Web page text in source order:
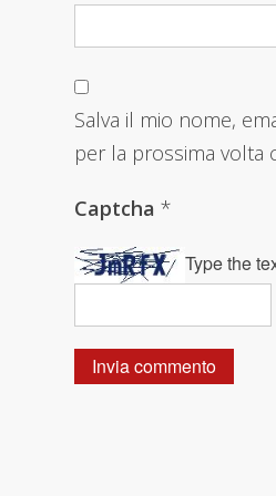
Salva il mio nome,
per la prossima volta
Captcha*
Type the